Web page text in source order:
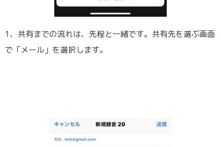
1、共有までの流れは、先程と一緒です。共有先を選ぶ画面
で「メール」を選択します。